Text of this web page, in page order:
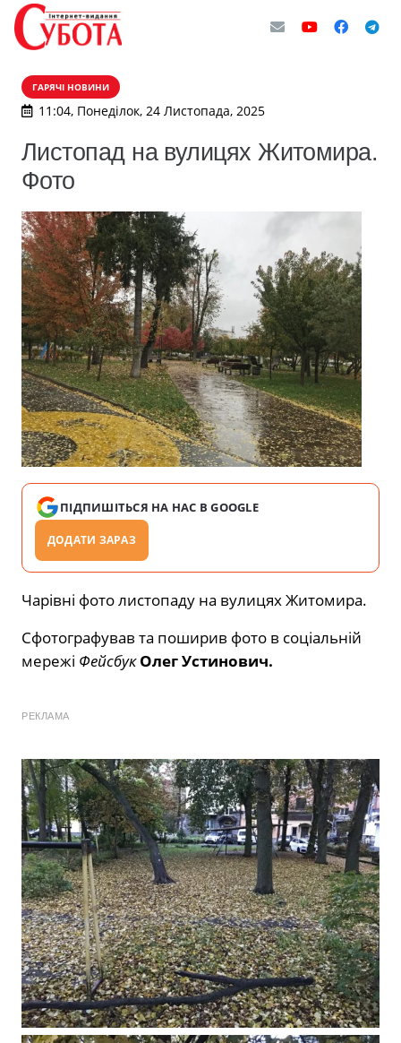
ГАРЯЧІ НОВИНИ
11:04, Понеділок, 24 Листопада, 2025
Листопад на вулицях Житомира.
Фото
ПІДПИШІТЬСЯ НА НАС В GOOGLE
ДОДАТИ ЗАРАЗ
Чарівні фото листопаду на вулицях Житомира.
Сфотографував та поширив фото в соціальній
мережі Фейсбук Олег Устинович.
РЕКЛАМА